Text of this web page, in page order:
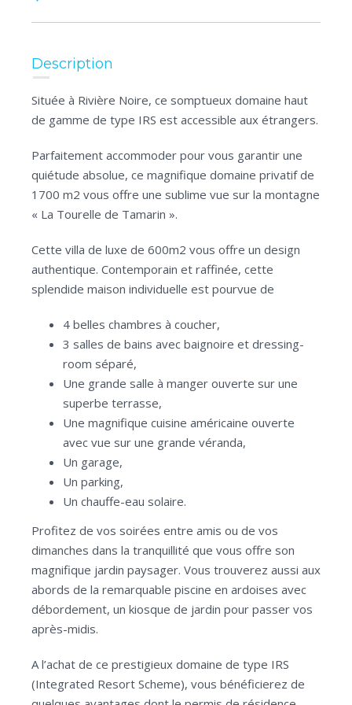
Description
Située à Rivière Noire, ce somptueux domaine haut
de gamme de type IRS est accessible aux étrangers.
Parfaitement accommoder pour vous garantir une
quiétude absolue, ce magnifique domaine privatif de
1700 m2 vous offre une sublime vue sur la montagne
« La Tourelle de Tamarin ».
Cette villa de luxe de 600m2 vous offre un design
authentique. Contemporain et raffinée, cette
splendide maison individuelle est pourvue de
4 belles chambres à coucher,
3 salles de bains avec baignoire et dressing-
room séparé,
Une grande salle à manger ouverte sur une
superbe terrasse,
Une magnifique cuisine américaine ouverte
avec vue sur une grande véranda,
Un garage,
Un parking,
Un chauffe-eau solaire.
Profitez de vos soirées entre amis ou de vos
dimanches dans la tranquillité que vous offre son
magnifique jardin paysager. Vous trouverez aussi aux
abords de la remarquable piscine en ardoises avec
débordement, un kiosque de jardin pour passer vos
après-midis.
A l’achat de ce prestigieux domaine de type IRS
(Integrated Resort Scheme), vous bénéficierez de